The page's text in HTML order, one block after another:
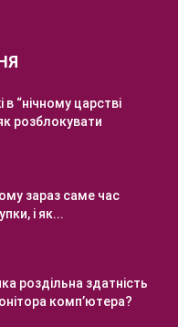
“нічному царстві
розблокувати
зараз саме час
і як...
роздільна здатність
комп’ютера?